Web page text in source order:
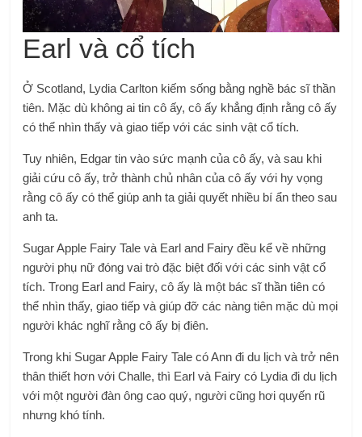
Earl và cổ tích
Ở Scotland, Lydia Carlton kiếm sống bằng nghề bác sĩ thần
tiên. Mặc dù không ai tin cô ấy, cô ấy khẳng định rằng cô ấy
có thể nhìn thấy và giao tiếp với các sinh vật cổ tích.
Tuy nhiên, Edgar tin vào sức mạnh của cô ấy, và sau khi
giải cứu cô ấy, trở thành chủ nhân của cô ấy với hy vọng
rằng cô ấy có thể giúp anh ta giải quyết nhiều bí ẩn theo sau
anh ta.
Sugar Apple Fairy Tale và Earl and Fairy đều kể về những
người phụ nữ đóng vai trò đặc biệt đối với các sinh vật cổ
tích. Trong Earl and Fairy, cô ấy là một bác sĩ thần tiên có
thể nhìn thấy, giao tiếp và giúp đỡ các nàng tiên mặc dù mọi
người khác nghĩ rằng cô ấy bị điên.
Trong khi Sugar Apple Fairy Tale có Ann đi du lịch và trở nên
thân thiết hơn với Challe, thì Earl và Fairy có Lydia đi du lịch
với một người đàn ông cao quý, người cũng hơi quyến rũ
nhưng khó tính.